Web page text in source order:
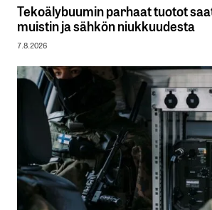
Tekoälybuumin parhaat tuotot
muistin ja sähkön niukkuudesta
7.8.2026